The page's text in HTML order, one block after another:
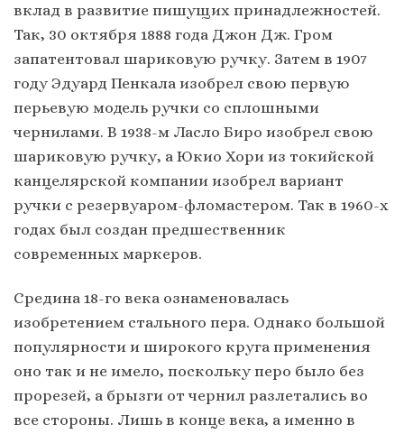
вклад в развитие пишущих принадлежностей.
Так, 30 октября 1888 года Джон Дж. Гром
запатентовал шариковую ручку. Затем в 1907
году Эдуард Пенкала изобрел свою первую
перьевую модель ручки со сплошными
чернилами. В 1938-м Ласло Биро изобрел свою
шариковую ручку, а Юкио Хори из токийской
канцелярской компании изобрел вариант
ручки с резервуаром-фломастером. Так в 1960-х
годах был создан предшественник
современных маркеров.
Средина 18-го века ознаменовалась
изобретением стального пера. Однако большой
популярности и широкого круга применения
оно так и не имело, поскольку перо было без
прорезей, а брызги от чернил разлетались во
все стороны. Лишь в конце века, а именно в